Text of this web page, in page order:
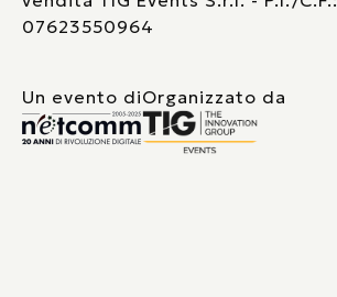
07623550964
Un evento diOrganizzato da